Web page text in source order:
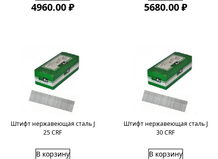
4960.00 ₽ 5680.00 ₽
Штифт нержавеющая сталь J
25 CRF
В корзину
Штифт нержавеющая сталь J
30 CRF
В корзину